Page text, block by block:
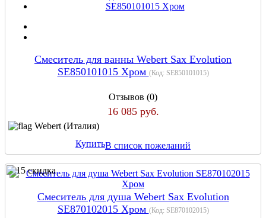
Cмеситель для ванны Webert Sax Evolution
SE850101015 Хром (Код: SE850101015)
Отзывов (0)
16 085 руб.
Webert (Италия)
КупитьВ список пожеланий
Cмеситель для душа Webert Sax Evolution
SE870102015 Хром (Код: SE870102015)